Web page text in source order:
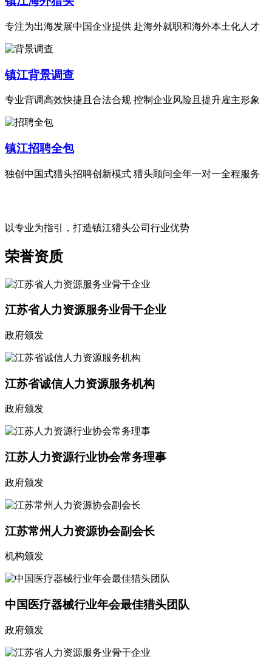
专注为出海发展中国企业提供 赴海外就职和海外本土化人才
镇江背景调查
专业背调高效快捷且合法合规 控制企业风险且提升雇主形象
镇江招聘全包
独创中国式猎头招聘创新模式 猎头顾问全年一对一全程服务
以专业为指引，打造镇江猎头公司行业优势
荣誉资质
江苏省人力资源服务业骨干企业
政府颁发
江苏省诚信人力资源服务机构
政府颁发
江苏人力资源行业协会常务理事
政府颁发
江苏常州人力资源协会副会长
机构颁发
中国医疗器械行业年会最佳猎头团队
政府颁发